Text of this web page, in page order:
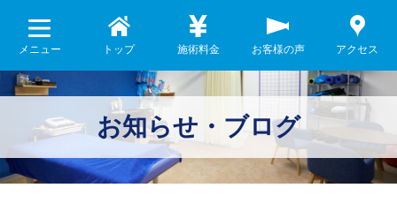
メニュー トップ 施術料金 お客様の声 アクセス
お知らせ・ブログ